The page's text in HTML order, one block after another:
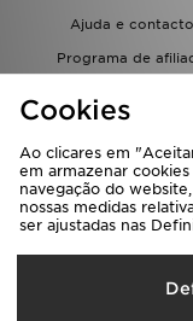
Ajuda e
Programa de
Cookies
Ao clicares em
em armazenar
navegação do
nossas medidas
ser ajustadas nas